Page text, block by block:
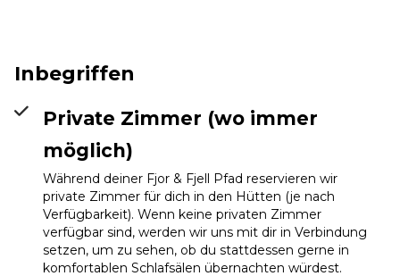
Inbegriffen
Private Zimmer (wo immer
möglich)
Während deiner Fjor & Fjell Pfad reservieren wir
private Zimmer für dich in den Hütten (je nach
Verfügbarkeit). Wenn keine privaten Zimmer
verfügbar sind, werden wir uns mit dir in Verbindung
setzen, um zu sehen, ob du stattdessen gerne in
komfortablen Schlafsälen übernachten würdest.